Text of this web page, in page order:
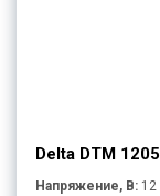
Delta DTM 1205
Напряжение, В: 12